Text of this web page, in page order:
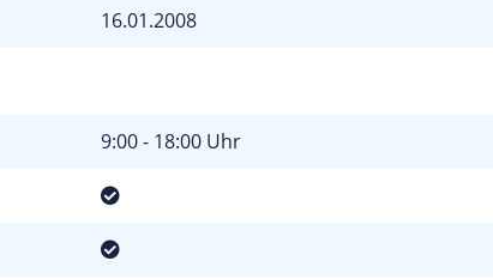
16.01.2008
9:00 - 18:00 Uhr